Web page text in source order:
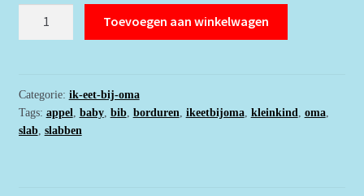
appel
om
bij
Toevoegen aan winkelwagen
Categorie: ik-eet-bij-oma
Tags: appel, baby, bib, borduren, ikeetbijoma, kleinkind, oma,
slab, slabben